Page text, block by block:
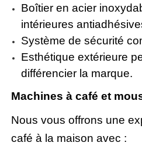
Boîtier en acier
intérieures
Système de sécurité
Esthétique extérieure
différencier la marque.
Machines à café et
Nous vous offrons une
café à la maison avec :